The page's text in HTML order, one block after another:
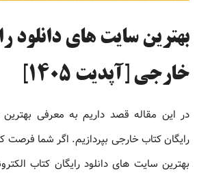
بهترین سایت های دانلود
خارجی [آپدیت 1405]
در این مقاله قصد داریم به معرفی
رایگان کتاب خارجی بپردازیم. اگر شما
بهترین سایت های دانلود رایگان کتاب